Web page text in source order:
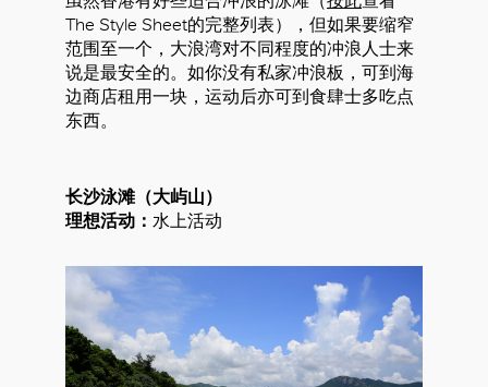
The Style Sheet的完整列表），但如果要缩窄
范围至一个，大浪湾对不同程度的冲浪人士来
说是最安全的。如你没有私家冲浪板，可到海
边商店租用一块，运动后亦可到食肆士多吃点
东西。
长沙泳滩（大屿山）
理想活动： 水上活动